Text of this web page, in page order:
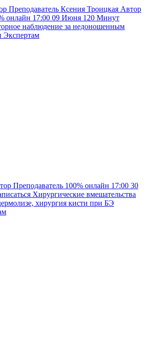
Преподаватель Ксения Троицкая Автор
онлайн 17:00 09 Июня 120 Минут
наблюдение за недоношенным
Экспертам
Преподаватель 100% онлайн 17:00 30
Хирургические вмешательства
хирургия кисти при БЭ